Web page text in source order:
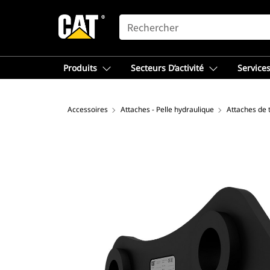
SEARCH
Produits Secteurs D’activité
Accessoires Attaches - Pelle hydraulique Attaches de